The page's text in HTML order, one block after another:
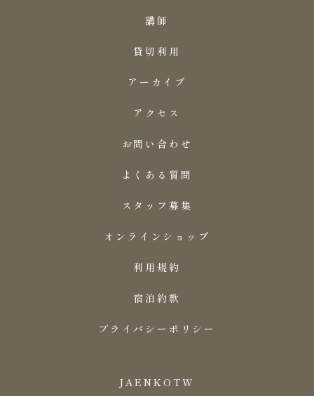
講師
貸切利用
アーカイブ
アクセス
お問い合わせ
よくある質問
スタッフ募集
オンラインショップ
利用規約
宿泊約款
プライバシーポリシー
JAENKO TW